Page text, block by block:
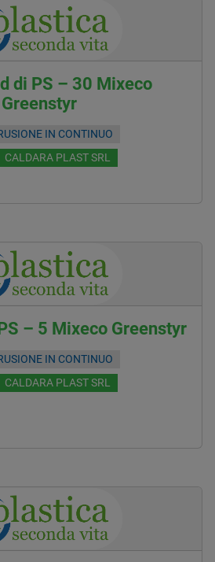
di PS – 30 Mixeco
Greenstyr
IN CONTINUO
CALDARA PLAST SRL
– 5 Mixeco Greenstyr
IN CONTINUO
CALDARA PLAST SRL